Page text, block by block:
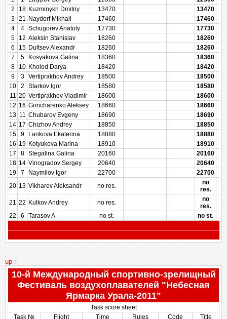
2
18 Kuzminykh Dmitriy 13470
13470
3
21 Naydorf Mikhail 17460
17460
4
4 Schugorev Anatoly 17730
17730
5
12 Aleksin Stanislav 18260
18260
6
15 Dultsev Alexandr 18260
18260
7
5 Kosyakova Galina 18360
18360
8
10 Kholod Darya 18420
18420
9
3 Vertiprakhov Andrey 18500
18500
10
2 Starkov Igor 18580
18580
11 20 Vertiprakhov Vladimir 18600
18600
12 16 Goncharenko Aleksey 18660
18660
13 11 Chubarov Evgeny 18690
18690
14 17 Chizhov Andrey 18850
18850
15
9 Larikova Ekaterina 18880
18880
16 19 Kotyukova Marina 18910
18910
17
8 Stegalina Galina 20160
20160
18 14 Vinogradov Sergey 20640
20640
19
7 Naymilov Igor 22700
22700
20 13 Vikharev Aleksandr no res.
no
res.
21 22 Kulkov Andrey no res.
no
res.
22
6 Tarasov A no st. no st.
up ↑
10-й Международный спортивно-зрелищный
Фестиваль воздухоплавателей "Небесная
Ярмарка Урала-2011"
Task score sheet
Task №
Flight Time Rules Code Title